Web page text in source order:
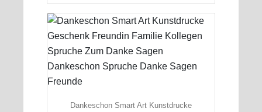
Dankeschon Smart Art Kunstdrucke